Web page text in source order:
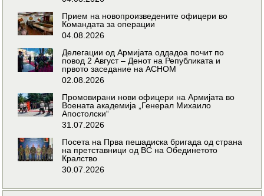
Прием на новопроизведените офицери во
Командата за операции
04.08.2026
Делегации од Армијата оддадоа почит по
повод 2 Август – Денот на Републиката и
првото заседание на АСНОМ
02.08.2026
Промовирани нови офицери на Армијата во
Воената академија „Генерал Михаило
Апостолски“
31.07.2026
Посета на Прва пешадиска бригада од страна
на претставници од ВС на Обединетото
Кралство
30.07.2026